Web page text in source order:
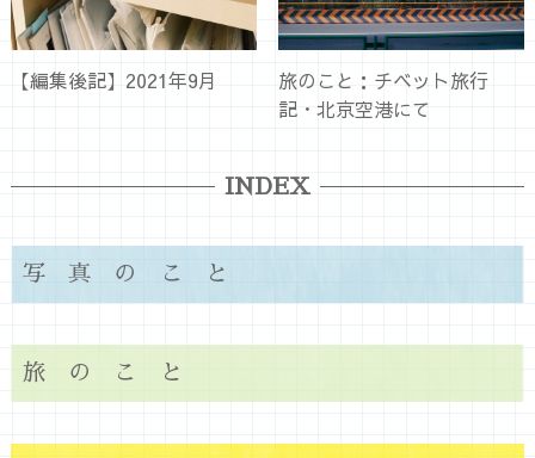
【編集後記】2021年9月
旅のこと：チベット旅行
記・北京空港にて
INDEX
写真のこと
旅のこと